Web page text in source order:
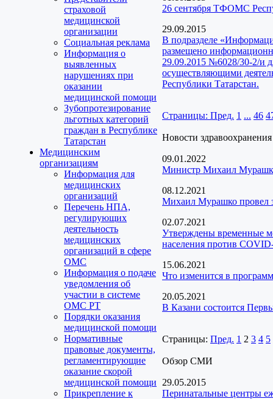
страховой
медицинской
организации
Социальная реклама
Информация о
выявленных
нарушениях при
оказании
медицинской помощи
Зубопротезирование
льготных категорий
граждан в Республике
Татарстан
Медицинским
организациям
Информация для
медицинских
организаций
Перечень НПА,
регулирующих
деятельность
медицинских
организаций в сфере
ОМС
Информация о подаче
уведомления об
участии в системе
ОМС РТ
Порядки оказания
медицинской помощи
Нормативные
правовые документы,
регламентирующие
оказание скорой
медицинской помощи
Прикрепление к
26 сентября ТФОМС
29.09.2015
В подразделе
размещено
29.09.2015 №6028/30-2/и
осуществляющими
Республики Татарстан.
Страницы: Пред. 1 ... 46
Новости здравоохранения
09.01.2022
Министр Михаил
08.12.2021
Михаил Мурашко провел
02.07.2021
Утверждены временные
населения против
15.06.2021
Что изменится в
20.05.2021
В Казани состоится
Страницы: Пред. 1 2 3 4 5
Обзор СМИ
29.05.2015
Перинатальные центры